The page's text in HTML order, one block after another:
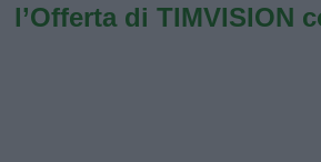
l’Offerta di TIMVISION